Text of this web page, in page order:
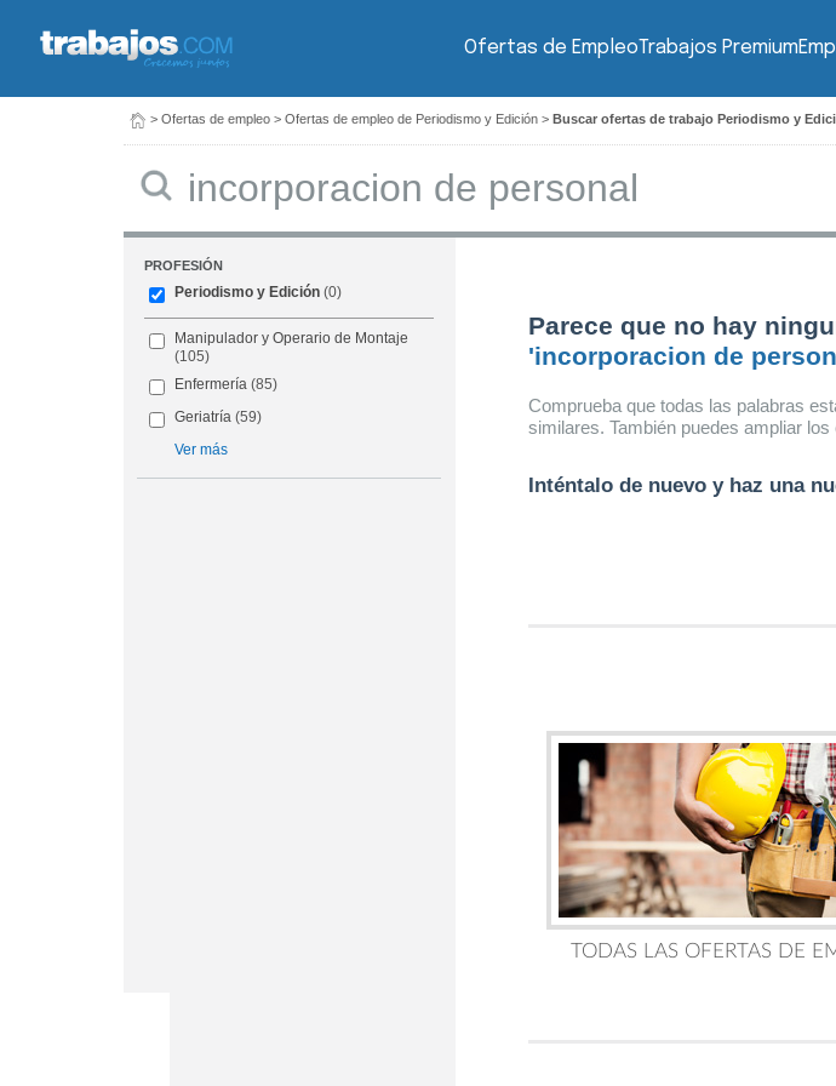
Ofertas de EmpleoTrabajos Premium
> Ofertas de empleo > Ofertas de empleo de Periodismo y Edición > Buscar ofertas de trabajo Periodismo y
PROFESIÓN
Periodismo y Edición (0)
Manipulador y Operario de Montaje
(105)
Enfermería (85)
Geriatría (59)
Ver más
Parece que no hay
'incorporacion de
Comprueba que todas las palabras
similares. También puedes ampliar
Inténtalo de nuevo y haz una
TODAS LAS OFERTAS DE